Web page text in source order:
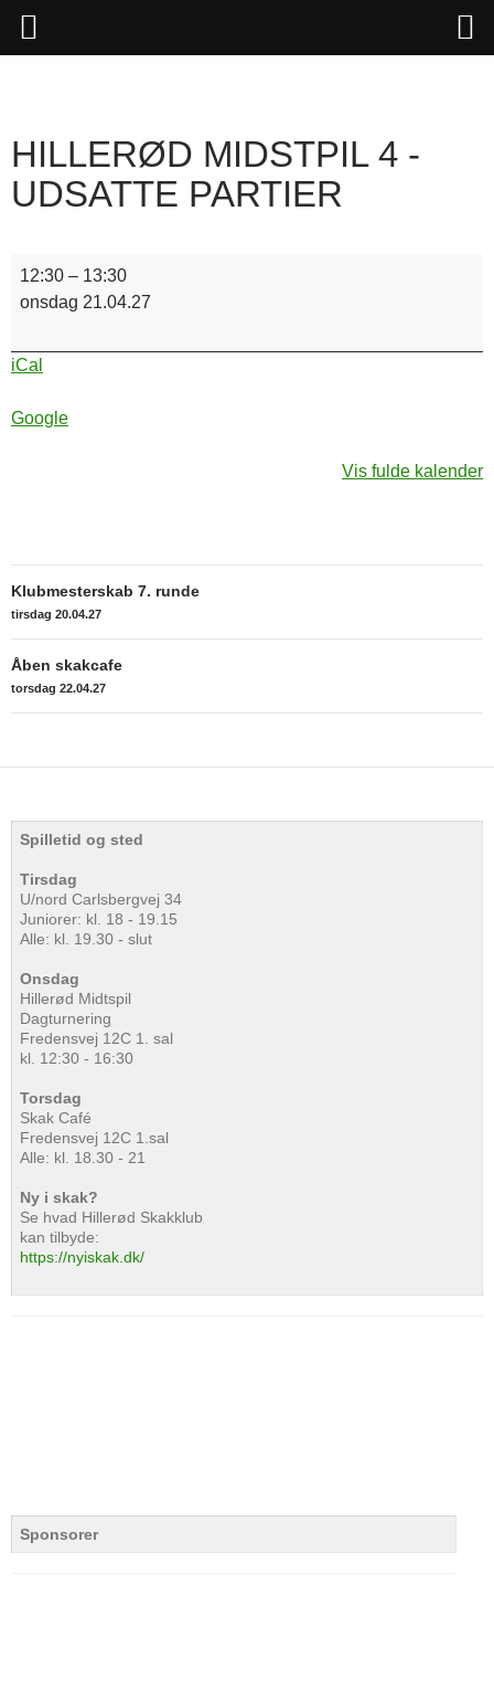
HILLERØD MIDSTPIL 4 -
UDSATTE PARTIER
Hillerød
Midstpil
udsatte
12:30 – 13:30
onsdag 21.04.27
iCal
Google
Vis fulde kalender
Indlægsnavigation
Klubmesterskab 7. runde
tirsdag 20.04.27
Åben skakcafe
torsdag 22.04.27
Spilletid og sted
Tirsdag
U/nord Carlsbergvej 34
Juniorer: kl. 18 - 19.15
Alle: kl. 19.30 - slut
Onsdag
Hillerød Midtspil
Dagturnering
Fredensvej 12C 1. sal
kl. 12:30 - 16:30
Torsdag
Skak Café
Fredensvej 12C 1.sal
Alle: kl. 18.30 - 21
Ny i skak?
Se hvad Hillerød Skakklub
kan tilbyde:
https://nyiskak.dk/
Sponsorer